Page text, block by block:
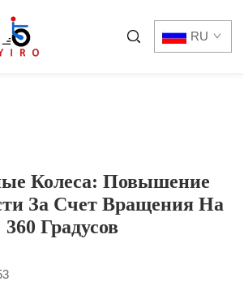
RU
Колеса: Повышение
За Счет Вращения На
360 Градусов